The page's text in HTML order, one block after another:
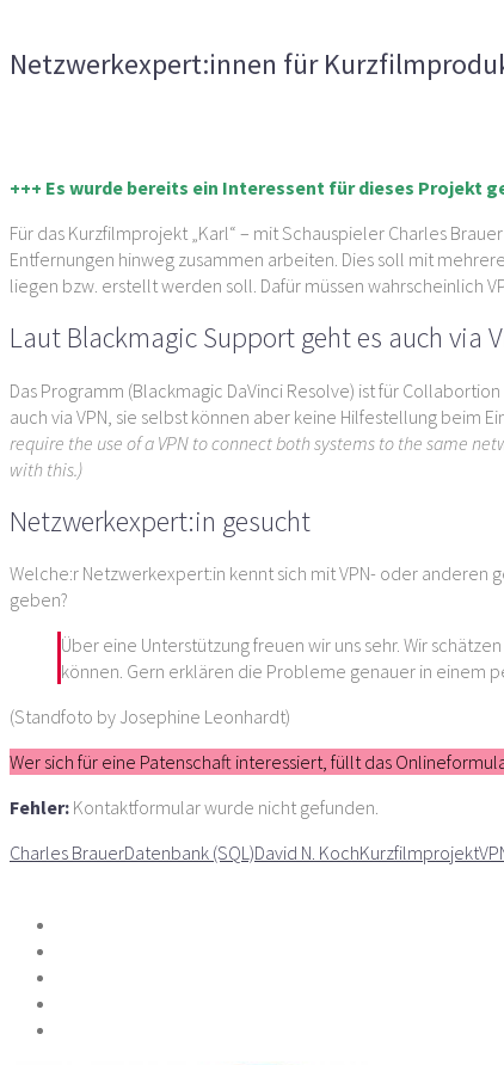
Netzwerkexpert:innen für
+++ Es wurde bereits ein Interessent für dieses Projekt
Für das Kurzfilmprojekt „Karl“ – mit Schauspieler Charles
Entfernungen hinweg zusammen arbeiten. Dies soll mit
liegen bzw. erstellt werden soll. Dafür müssen wahrscheinlich
Laut Blackmagic Support geht es auch via
Das Programm (Blackmagic DaVinci Resolve) ist für
auch via VPN, sie selbst können aber keine Hilfestellung beim
require the use of a VPN to connect both systems to the same
with this.)
Netzwerkexpert:in gesucht
Welche:r Netzwerkexpert:in kennt sich mit VPN- oder
geben?
Über eine Unterstützung freuen wir uns sehr. Wir
können. Gern erklären die Probleme genauer in einem
(Standfoto by Josephine Leonhardt)
Wer sich für eine Patenschaft interessiert, füllt das
Fehler: Kontaktformular wurde nicht gefunden.
Charles BrauerDatenbank (SQL)David N. KochKurzfilmprojekt